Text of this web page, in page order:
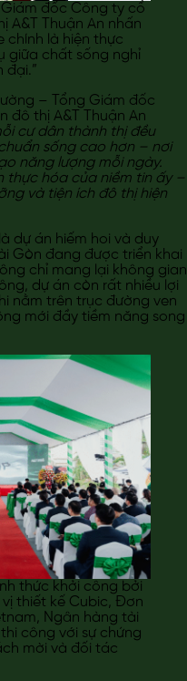
Giám đốc Công ty cổ
A&T Thuận An nhấn
chính là hiện thực
giữa chất sống nghỉ
đại.”
– Tổng Giám đốc
đô thị A&T Thuận An
cư dân thành thị đều
sống cao hơn – nơi
năng lượng mỗi ngày.
thực hóa của niềm tin ấy –
và tiện ích đô thị hiện
dự án hiếm hoi và duy
Gòn đang được triển khai
chỉ mang lại không gian
dự án còn rất nhiều lợi
nằm trên trục đường ven
mới đầy tiềm năng song
thức khởi công bởi
thiết kế Cubic, Đơn
Ngân hàng tài
công với sự chứng
mời và đối tác